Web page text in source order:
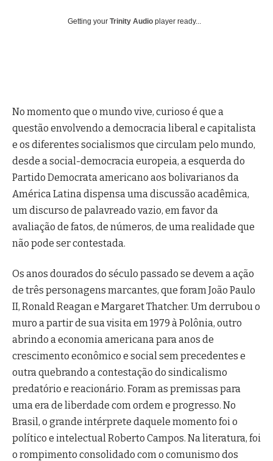
Getting your Trinity Audio player ready...
No momento que o mundo vive, curioso é que a
questão envolvendo a democracia liberal e capitalista
e os diferentes socialismos que circulam pelo mundo,
desde a social-democracia europeia, a esquerda do
Partido Democrata americano aos bolivarianos da
América Latina dispensa uma discussão acadêmica,
um discurso de palavreado vazio, em favor da
avaliação de fatos, de números, de uma realidade que
não pode ser contestada.
Os anos dourados do século passado se devem a ação
de três personagens marcantes, que foram João Paulo
II, Ronald Reagan e Margaret Thatcher. Um derrubou o
muro a partir de sua visita em 1979 à Polônia, outro
abrindo a economia americana para anos de
crescimento econômico e social sem precedentes e
outra quebrando a contestação do sindicalismo
predatório e reacionário. Foram as premissas para
uma era de liberdade com ordem e progresso. No
Brasil, o grande intérprete daquele momento foi o
político e intelectual Roberto Campos. Na literatura, foi
o rompimento consolidado com o comunismo dos